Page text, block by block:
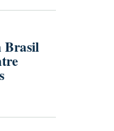
Brasil